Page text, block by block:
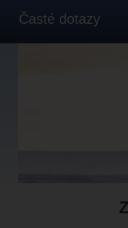
Časté dotazy